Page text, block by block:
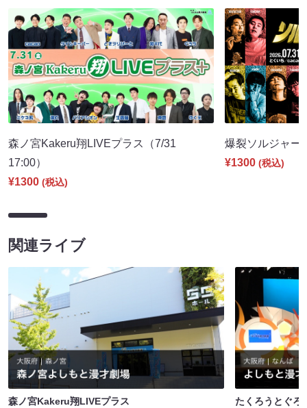
森ノ宮Kakeru翔LIVEプラス（7/31
17:00）
¥1300 (税込)
爆裂ソルジャ
¥1300 (税込)
関連ライブ
森ノ宮Kakeru翔LIVEプラス
たくろうとぐろ